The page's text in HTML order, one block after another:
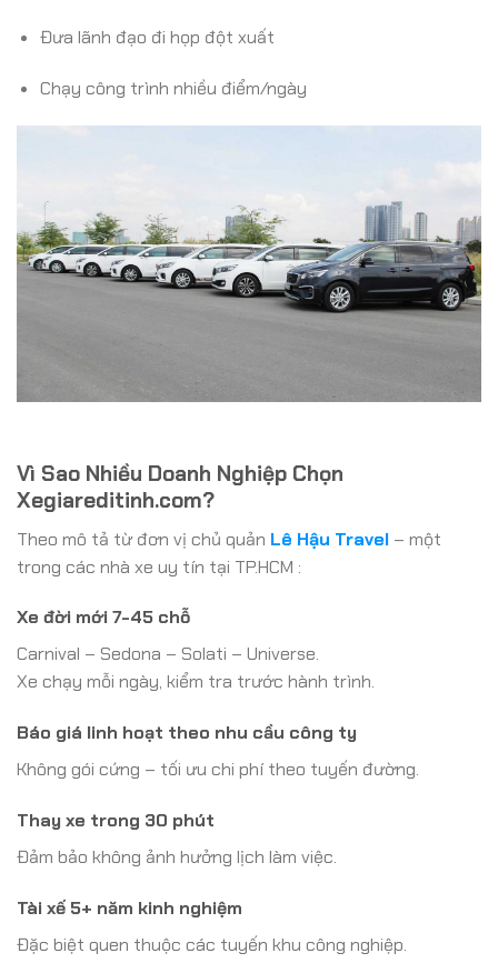
Đưa lãnh đạo đi họp đột xuất
Chạy công trình nhiều điểm/ngày
Vì Sao Nhiều Doanh Nghiệp Chọn
Xegiareditinh.com?
Theo mô tả từ đơn vị chủ quản Lê Hậu Travel – một
trong các nhà xe uy tín tại TP.HCM :
Xe đời mới 7-45 chỗ
Carnival – Sedona – Solati – Universe.
Xe chạy mỗi ngày, kiểm tra trước hành trình.
Báo giá linh hoạt theo nhu cầu công ty
Không gói cứng – tối ưu chi phí theo tuyến đường.
Thay xe trong 30 phút
Đảm bảo không ảnh hưởng lịch làm việc.
Tài xế 5+ năm kinh nghiệm
Đặc biệt quen thuộc các tuyến khu công nghiệp.